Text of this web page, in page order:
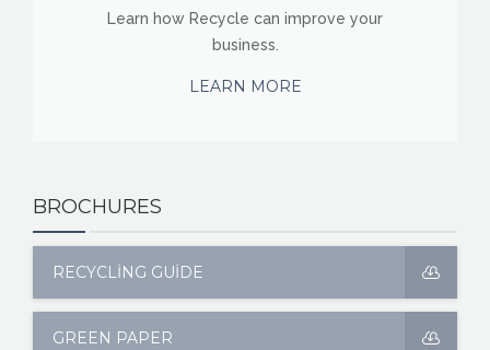
Learn how Recycle can improve your
business.
LEARN MORE
BROCHURES
RECYCLING GUIDE
GREEN PAPER